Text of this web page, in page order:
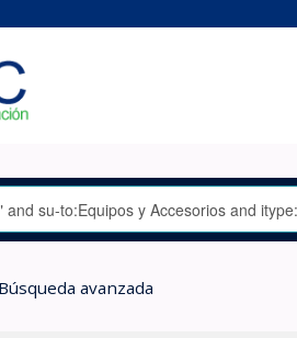
Búsqueda avanzada